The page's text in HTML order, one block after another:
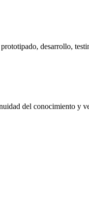
desarrollo,
del conocimiento y